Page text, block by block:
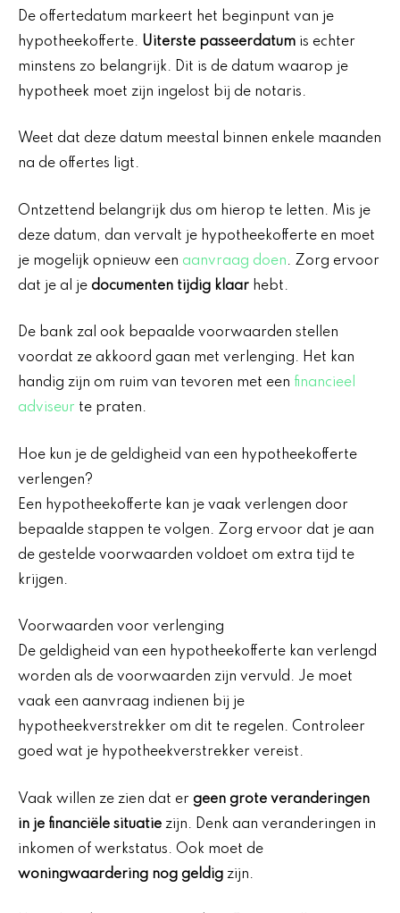
De offertedatum markeert het beginpunt van je
hypotheekofferte. Uiterste passeerdatum is echter
minstens zo belangrijk. Dit is de datum waarop je
hypotheek moet zijn ingelost bij de notaris.
Weet dat deze datum meestal binnen enkele maanden
na de offertes ligt.
Ontzettend belangrijk dus om hierop te letten. Mis je
deze datum, dan vervalt je hypotheekofferte en moet
je mogelijk opnieuw een aanvraag doen. Zorg ervoor
dat je al je documenten tijdig klaar hebt.
De bank zal ook bepaalde voorwaarden stellen
voordat ze akkoord gaan met verlenging. Het kan
handig zijn om ruim van tevoren met een financieel
adviseur te praten.
Hoe kun je de geldigheid van een hypotheekofferte
verlengen?
Een hypotheekofferte kan je vaak verlengen door
bepaalde stappen te volgen. Zorg ervoor dat je aan
de gestelde voorwaarden voldoet om extra tijd te
krijgen.
Voorwaarden voor verlenging
De geldigheid van een hypotheekofferte kan verlengd
worden als de voorwaarden zijn vervuld. Je moet
vaak een aanvraag indienen bij je
hypotheekverstrekker om dit te regelen. Controleer
goed wat je hypotheekverstrekker vereist.
Vaak willen ze zien dat er geen grote veranderingen
in je financiële situatie zijn. Denk aan veranderingen in
inkomen of werkstatus. Ook moet de
woningwaardering nog geldig zijn.